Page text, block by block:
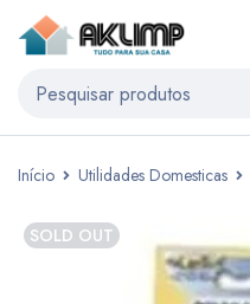
Início Utilidades Domesticas
SOLD OUT